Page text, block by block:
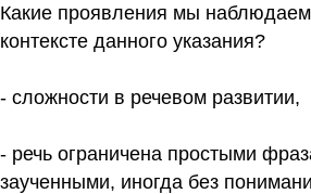
Какие проявления мы
контексте данного указания?
- сложности в речевом развитии,
- речь ограничена простыми
заученными, иногда без